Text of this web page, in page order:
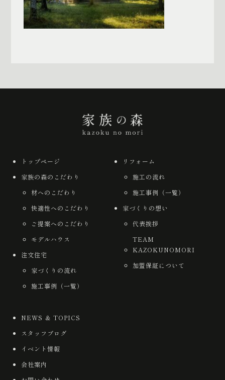
トップページ
家族の森のこだわり
材へのこだわり
快適性へのこだわり
ご提案へのこだわり
モデルハウス
注文住宅
家づくりの流れ
施工事例（一覧）
リフォーム
施工の流れ
施工事例（一覧）
家づくりの想い
代表挨拶
TEAM
KAZOKUNOMORI
加盟保証について
NEWS ＆ TOPICS
スタッフブログ
イベント情報
会社案内